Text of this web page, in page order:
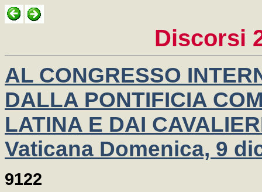
Discorsi
AL CONGRESSO
DALLA PONTIFICIA
LATINA E DAI
Vaticana Domenica, 9
9122